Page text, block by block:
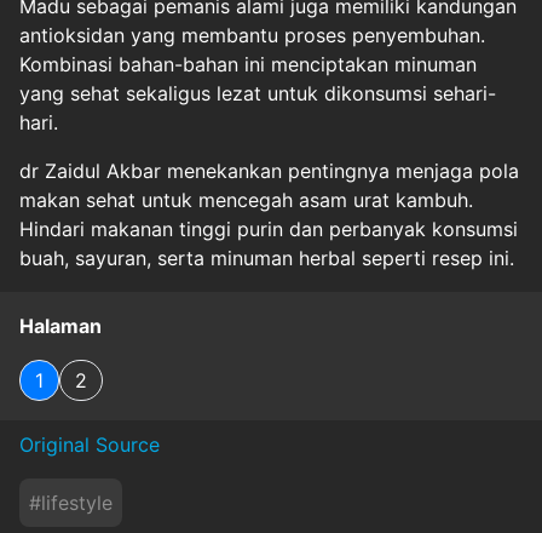
Madu sebagai pemanis alami juga memiliki kandungan
antioksidan yang membantu proses penyembuhan.
Kombinasi bahan-bahan ini menciptakan minuman
yang sehat sekaligus lezat untuk dikonsumsi sehari-
hari.
dr Zaidul Akbar menekankan pentingnya menjaga pola
makan sehat untuk mencegah asam urat kambuh.
Hindari makanan tinggi purin dan perbanyak konsumsi
buah, sayuran, serta minuman herbal seperti resep ini.
Halaman
1 2
Original Source
#lifestyle